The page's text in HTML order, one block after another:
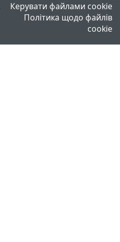
Керувати файлами cookie
Політика щодо файлів
cookie